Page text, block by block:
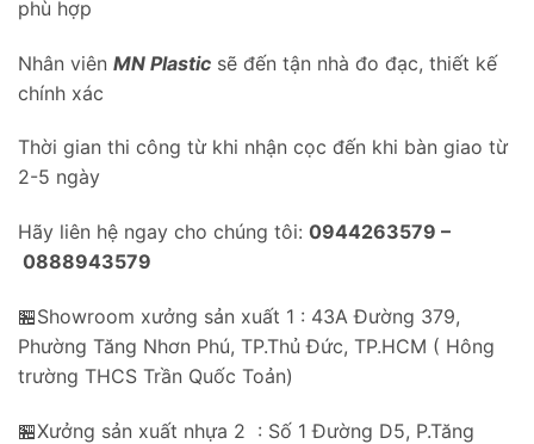
phù hợp
Nhân viên MN Plastic sẽ đến tận nhà đo đạc, thiết kế
chính xác
Thời gian thi công từ khi nhận cọc đến khi bàn giao từ
2-5 ngày
Hãy liên hệ ngay cho chúng tôi: 0944263579 –
0888943579
🏪Showroom xưởng sản xuất 1 : 43A Đường 379,
Phường Tăng Nhơn Phú, TP.Thủ Đức, TP.HCM ( Hông
trường THCS Trần Quốc Toản)
🏪Xưởng sản xuất nhựa 2 : Số 1 Đường D5, P.Tăng